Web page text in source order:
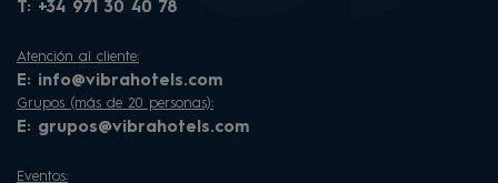
T: +34 971 30 40 78
Atención al cliente:
E: info@vibrahotels.com
Grupos (más de 20 personas):
E: grupos@vibrahotels.com
Eventos: